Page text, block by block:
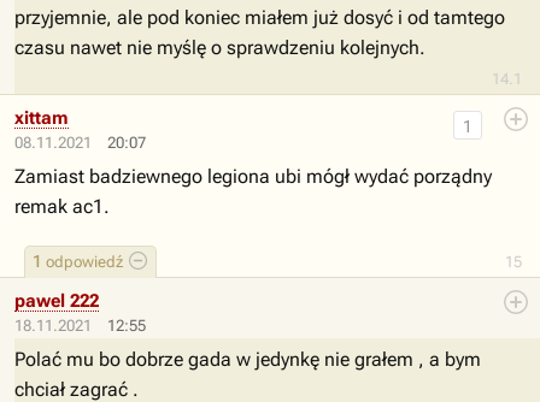
14.1
przyjemnie, ale pod koniec miałem już dosyć i od tamtego
czasu nawet nie myślę o sprawdzeniu kolejnych.
08.11.2021 20:07
15
1
1 odpowiedź
xittam
Zamiast badziewnego legiona ubi mógł wydać porządny
remak ac1.
18.11.2021 12:55
pawel 222
Polać mu bo dobrze gada w jedynkę nie grałem , a bym
chciał zagrać .